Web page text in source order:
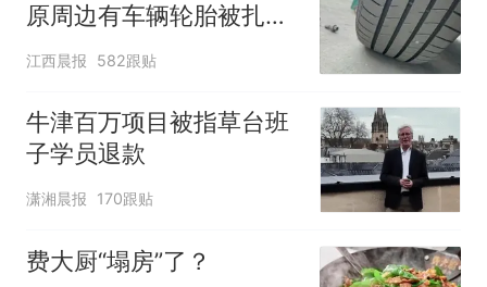
原周边有车辆轮胎被扎，
修理店铺换胎价格高达千
江西晨报 582跟贴
牛津百万项目被指草台班
子学员退款
潇湘晨报 170跟贴
费大厨“塌房”了？